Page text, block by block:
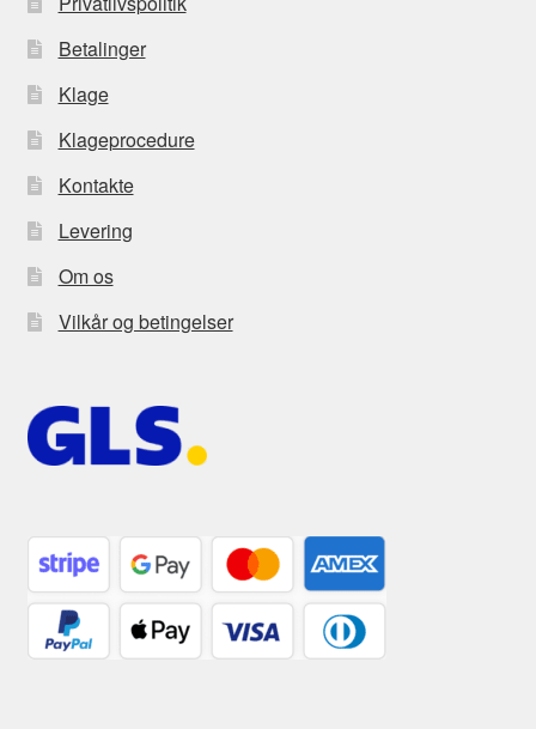
Betalinger
Klage
Klageprocedure
Kontakte
Levering
Om os
Vilkår og betingelser